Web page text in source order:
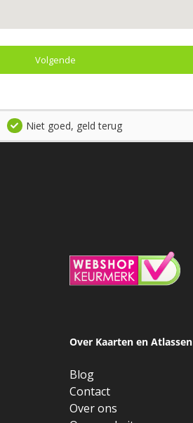
Volgende
Niet goed, geld terug
Over Kaarten en Atlassen
Blog
Contact
Over ons